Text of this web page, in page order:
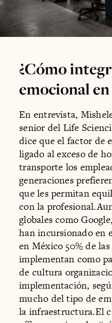
¿Cómo
emocional en
En entrevista,
senior del Life
dice que el factor de
ligado al exceso de
transporte los
generaciones
que les permitan
con la
globales como
han incursionado en
en México 50% de
implementan como
de cultura
implementación,
mucho del tipo de
la infraestructura.El